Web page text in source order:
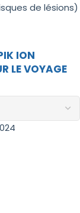
de lésions)
ION
LE VOYAGE